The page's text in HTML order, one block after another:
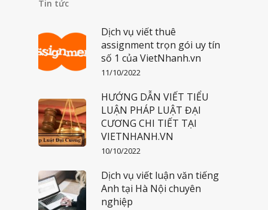
Tin tức
Dịch vụ viết thuê
assignment trọn gói uy tín
số 1 của VietNhanh.vn
11/10/2022
HƯỚNG DẪN VIẾT TIỂU
LUẬN PHÁP LUẬT ĐẠI
CƯƠNG CHI TIẾT TẠI
VIETNHANH.VN
10/10/2022
Dịch vụ viết luận văn tiếng
Anh tại Hà Nội chuyên
nghiệp